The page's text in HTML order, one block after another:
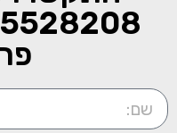
5528208